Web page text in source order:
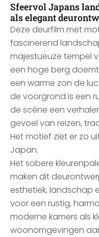
Sfeervol Japans
als elegant
Deze deurfilm met
fascinerend
majestueuze tempel
een hoge berg
een warme zon de
de voorgrond is een
de scène een
gevoel van reizen,
Het motief ziet er zo
Japan.
Het sobere
maken dit
esthetiek, landschap
voor een rustig,
moderne kamers als
woonomgevingen